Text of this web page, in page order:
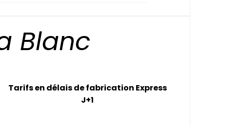
Blanc
Tarifs en délais de fabrication Express
J+1